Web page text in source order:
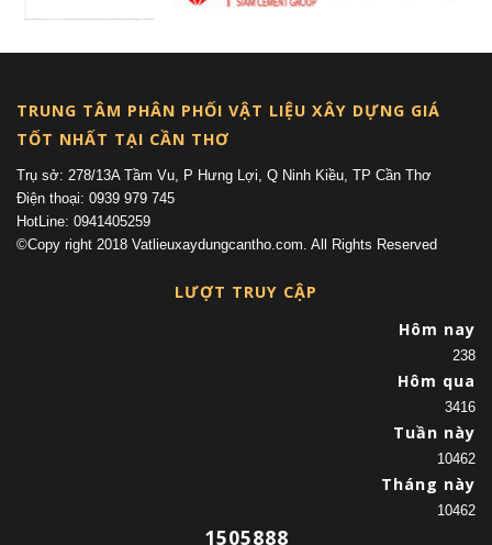
TRUNG TÂM PHÂN PHỐI VẬT LIỆU XÂY DỰNG GIÁ
TỐT NHẤT TẠI CẦN THƠ
Trụ sở: 278/13A Tầm Vu, P Hưng Lợi, Q Ninh Kiều, TP Cần Thơ
Điện thoại: 0939 979 745
HotLine: 0941405259
©Copy right 2018 Vatlieuxaydungcantho.com. All Rights Reserved
LƯỢT TRUY CẬP
Hôm nay
238
Hôm qua
3416
Tuần này
10462
Tháng này
10462
1505888